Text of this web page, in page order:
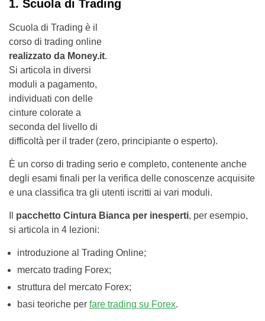
1. Scuola di Trading
Scuola di Trading è il
corso di trading online
realizzato da Money.it.
Si articola in diversi
moduli a pagamento,
individuati con delle
cinture colorate a
seconda del livello di
difficoltà per il trader (zero, principiante o esperto).
È un corso di trading serio e completo, contenente anche
degli esami finali per la verifica delle conoscenze acquisite
e una classifica tra gli utenti iscritti ai vari moduli.
pacchetto Cintura Bianca per inesperti, per esempio,
si articola in 4 lezioni:
introduzione al Trading Online;
mercato trading Forex;
struttura del mercato Forex;
basi teoriche per fare trading su Forex.